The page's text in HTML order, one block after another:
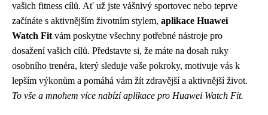
vašich fitness cílů. Ať už jste vášnivý sportovec nebo teprve
začínáte s aktivnějším životním stylem, aplikace Huawei
Watch Fit vám poskytne všechny potřebné nástroje pro
dosažení vašich cílů. Představte si, že máte na dosah ruky
osobního trenéra, který sleduje vaše pokroky, motivuje vás k
lepším výkonům a pomáhá vám žít zdravější a aktivnější život.
To vše a mnohem více nabízí aplikace pro Huawei Watch Fit.